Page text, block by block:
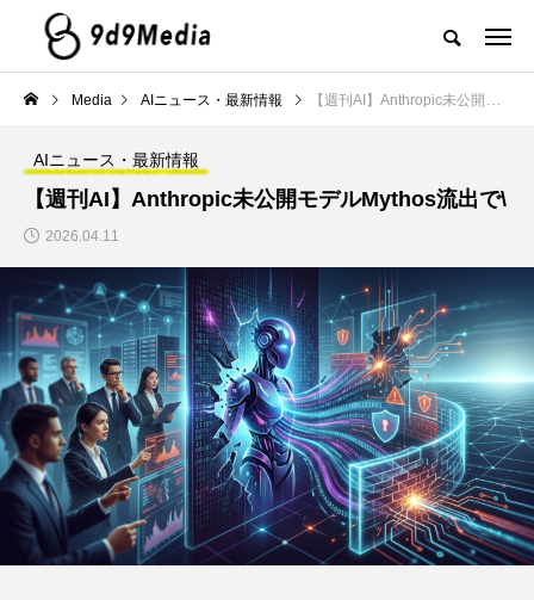
Media AIニュース・最新情報 【週刊AI】Anthropic未公開モデルMythos流出で\
AIニュース・最新情報
【週刊AI】Anthropic未公開モデルMythos流出で\
2026.04.11